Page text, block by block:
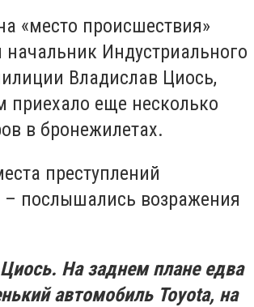
«место происшествия»
начальник Индустриального
Владислав Циось,
приехало еще несколько
в бронежилетах.
преступлений
– послышались возражения
На заднем плане едва
автомобиль Toyota, на